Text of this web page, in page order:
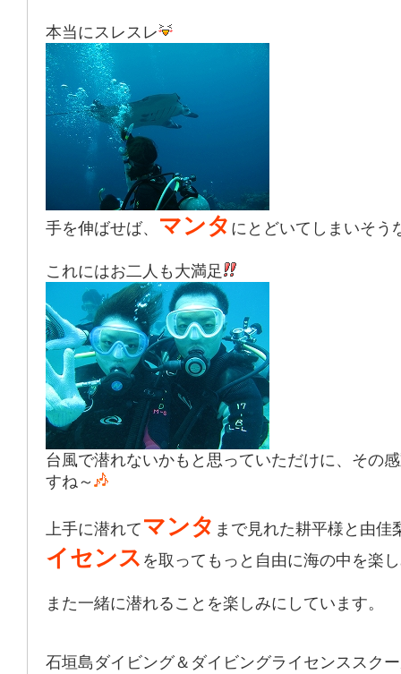
本当にスレスレ
手を伸ばせば、 マンタ にとどいてしまいそう
これにはお二人も大満足
台風で潜れないかもと思っていただけに、その
すね～
上手に潜れて マンタ まで見れた耕平様と由佳
イセンス を取ってもっと自由に海の中を楽
また一緒に潜れることを楽しみにしています。
石垣島ダイビング＆ダイビングライセンススク